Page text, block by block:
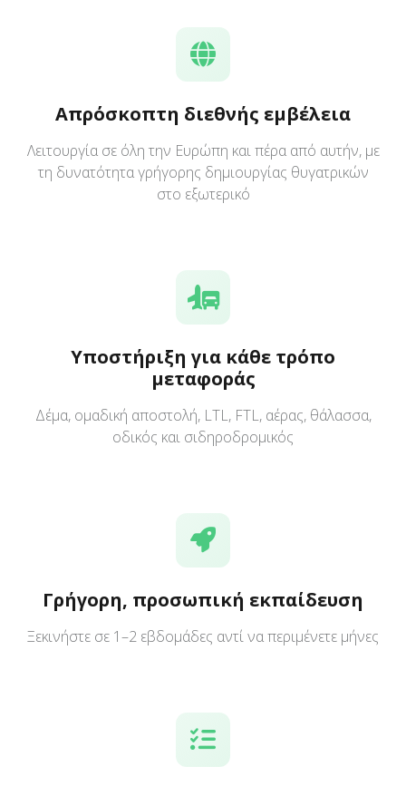
Απρόσκοπτη διεθνής εμβέλεια
Λειτουργία σε όλη την Ευρώπη και πέρα από αυτήν, με
τη δυνατότητα γρήγορης δημιουργίας θυγατρικών
στο εξωτερικό
Υποστήριξη για κάθε τρόπο
μεταφοράς
Δέμα, ομαδική αποστολή, LTL, FTL, αέρας, θάλασσα,
οδικός και σιδηροδρομικός
Γρήγορη, προσωπική εκπαίδευση
Ξεκινήστε σε 1–2 εβδομάδες αντί να περιμένετε μήνες